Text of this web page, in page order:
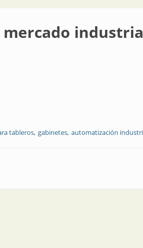
tableros gabinetes automatización